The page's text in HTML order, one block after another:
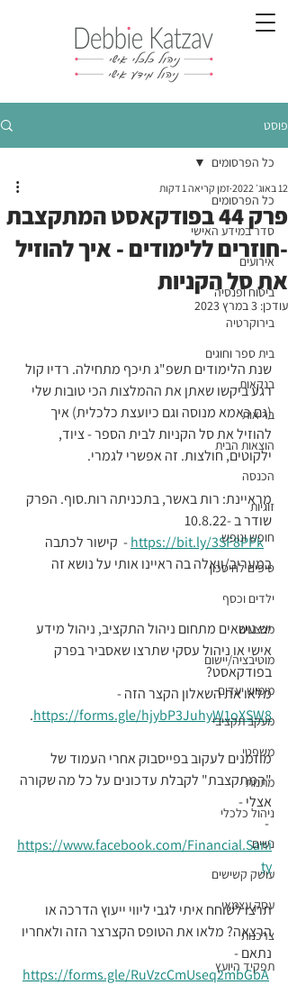
פוסט
כל הפרסומים
סדר במידע האישי
אירועים
ביטוח ופנסיה
בירוקרטיה
בית ספר וחוגים
בנקאות
בריאות
הוצאות הבית
הכנסה
זוגיות
חופש ונופש
טיפים לחיסכון
ילדים וכסף
מבצעים
מוטיבציה/יישום
מימוש יעדים
מעקב תקציבי
משפטי
מתנות
ניהול כלכלי
נשים
עושק קשישים
עסק עצמאי
צרכנות
תפקיד היועץ
כל הפרסומים
פרק 44 בפודקאסט המתקצבת
-חוזרים ללימודים - איך להוזיל
את סל הקניות
12 באוג׳ 2022 זמן קריאה 1 דקות
עודכן: 3 במרץ 2023
שנת הלימודים תשפ"ג תיכף מתחילה. רדיו קול
רגע ביקשו שאתן את ההמלצות הכי טובות שלי
(גם כאמא מנוסה וגם כיועצת כלכלית) איך
להוזיל את סל הקניות לבית הספר - ציוד,
ילקוטים, חולצות. זה אפשרי לגמרי.
מראיינת: רות באשר, בתכניתה רות.סוף. הפרק
שודר ב -10.8.22
https://bit.ly/3SF8PPk -  קישור לכתבה
במעריב/וואלה בה ראיינו אותי על נושא זה
יש נושאים מתחום ניהול התקציב, ניהול מידע
אישי או ניהול עסקי שתרצו שאסביר בפרק
בפודקאסט?
מלאו את השאלון הקצר הזה -
https://forms.gle/hjybP3JuhyW1oXSW8
.
מוזמנים לעקוב בפייסבוק אחרי העמוד של
"המתקצבת" לקבלת עדכונים על כל מה שקורה
אצלי -
-
https://www.facebook.com/Financial.Sani
ty
תרצו לשוחח איתי לגבי ליווי ייעוץ הדרכה או
הרצאה? מלאו את הטופס הקצרצר הזה ולאחריו
נתאם -
https://forms.gle/RuVzcCmUseq2mbGbA